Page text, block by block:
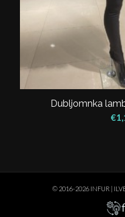
Dubljomnka
€
© 2016-2026 INFUR |